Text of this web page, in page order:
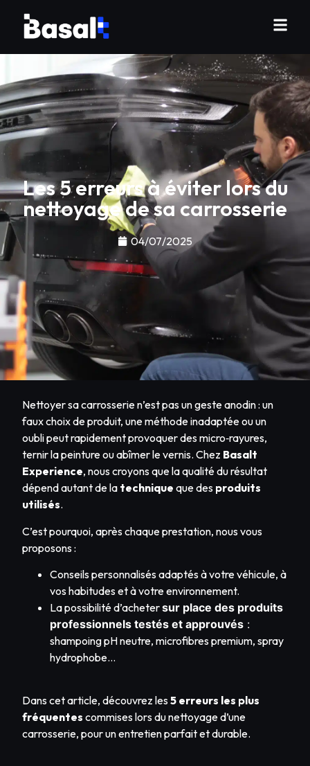
Les 5 erreurs à éviter lors du
nettoyage de sa carrosserie
04/07/2025
Nettoyer sa carrosserie n’est pas un geste anodin : un
faux choix de produit, une méthode inadaptée ou un
oubli peut rapidement provoquer des micro‑rayures,
ternir la peinture ou abîmer le vernis. Chez Basalt
Experience, nous croyons que la qualité du résultat
dépend autant de la technique que des produits
utilisés.
C’est pourquoi, après chaque prestation, nous vous
proposons :
Conseils personnalisés adaptés à votre véhicule, à
vos habitudes et à votre environnement.
La possibilité d’achetersur place des produits
professionnels testés et approuvés :
shampoing pH neutre, microfibres premium, spray
hydrophobe…
Dans cet article, découvrez les5 erreurs les plus
fréquentes commises lors du nettoyage d’une
carrosserie, pour un entretien parfait et durable.